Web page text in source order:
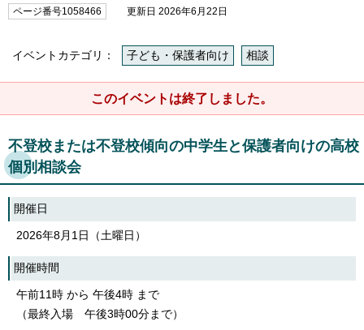
ページ番号1058466 更新日 2026年6月22日
イベントカテゴリ： 子ども・保護者向け 相談
このイベントは終了しました。
不登校または不登校傾向の中学生と保護者向けの高校
個別相談会
開催日
2026年8月1日（土曜日）
開催時間
午前11時 から 午後4時 まで
（最終入場 午後3時00分まで）